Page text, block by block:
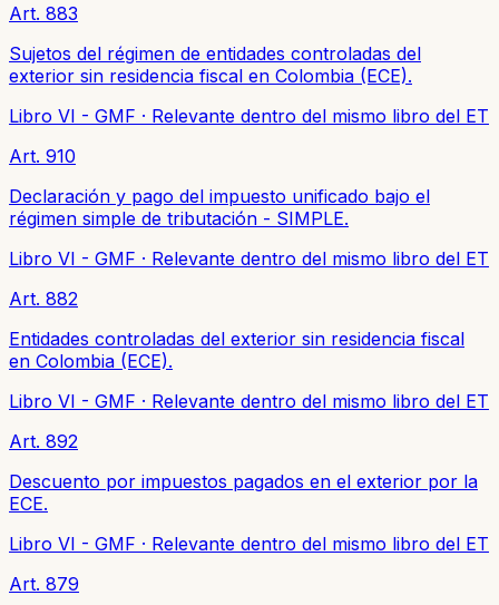
Art. 883
Sujetos del régimen de entidades controladas del
exterior sin residencia fiscal en Colombia (ECE).
Libro VI - GMF · Relevante dentro del mismo libro del ET
Art. 910
Declaración y pago del impuesto unificado bajo el
régimen simple de tributación - SIMPLE.
Libro VI - GMF · Relevante dentro del mismo libro del ET
Art. 882
Entidades controladas del exterior sin residencia fiscal
en Colombia (ECE).
Libro VI - GMF · Relevante dentro del mismo libro del ET
Art. 892
Descuento por impuestos pagados en el exterior por la
ECE.
Libro VI - GMF · Relevante dentro del mismo libro del ET
Art. 879